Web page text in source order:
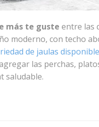
más te guste entre las
moderno, con techo
de jaulas
las perchas,
saludable.